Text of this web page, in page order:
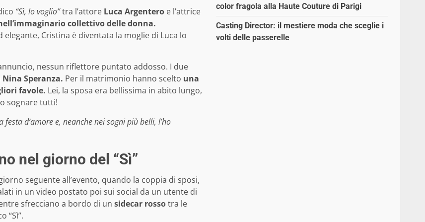
“Sì, lo voglio”tra l’attore Luca Argentero e l’attrice
collettivo delle donna.
Cristina è diventata la moglie di Luca lo
nessun riflettore puntato addosso. I due
Nina Speranza. Per il matrimonio hanno scelto una
favole. Lei, la sposa era bellissima in abito lungo,
sognare tutti!
festa d’amore e, neanche nei sogni più belli, l’ho
nel giorno del “Sì”
seguente all’evento, quando la coppia di sposi,
in un video postato poi sui social da un utente di
sfrecciano a bordo di un sidecar rossotra le
“Sì”.
color fragola alla Haute Couture di Parigi
Casting Director: il mestiere moda che sceglie i
volti delle passerelle